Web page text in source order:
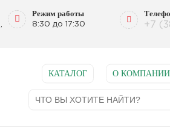
Режим работы
8:30 до 17:30
+7
КАТАЛОГ О КОМПАНИИ
for: